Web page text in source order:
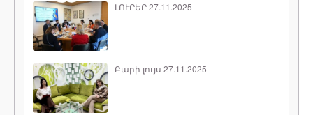
ԼՈՒՐԵՐ 27.11.2025
Բարի լույս 27.11.2025